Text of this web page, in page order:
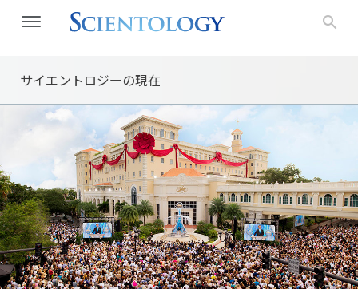
サイエントロジーの現在